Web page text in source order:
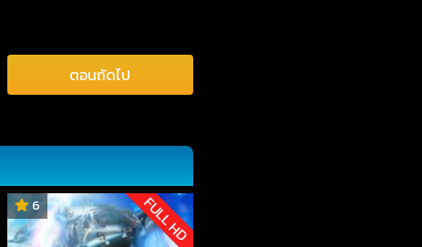
ตอนถัดไป
6 FULL HD